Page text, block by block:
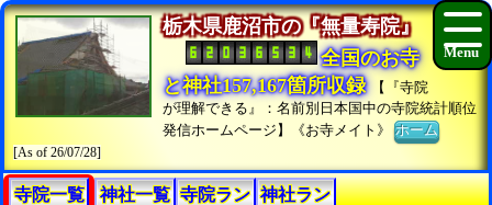
栃木県鹿沼市の『無量寿院』
全国のお寺
と神社157,167箇所収録
【『寺院
が理解できる』：名前別日本国中の寺院統計順位
発信ホームページ】《お寺メイト》ホーム
[As of 26/07/28]
寺院一覧
神社一覧 寺院ラン 神社ラン